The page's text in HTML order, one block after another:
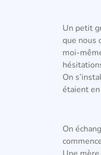
Un petit
que nous
moi-
On
étaient
On